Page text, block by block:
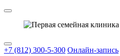
+7 (812) 300-5-300 Онлайн-запись